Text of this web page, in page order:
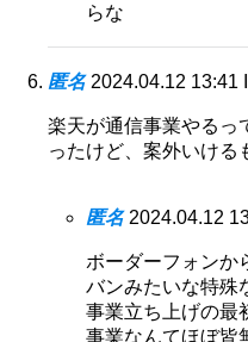
らな
匿名 2024.04.12 13:41
楽天が通信事業やるっ
ったけど、案外いける
匿名 2024.04.12
ボーダーフォンか
バンみたいな特殊
事業立ち上げの最
事業なんてほぼ皆